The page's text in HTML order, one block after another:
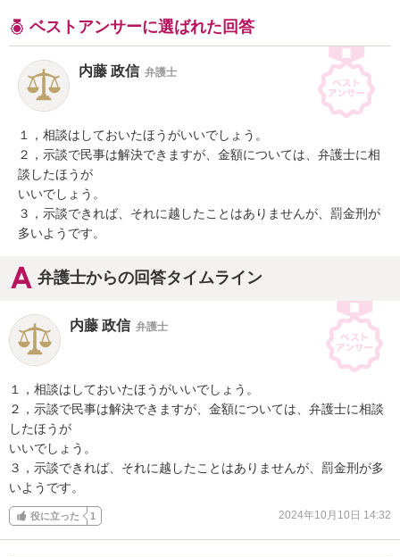
ベストアンサーに選ばれた回答
内藤 政信 弁護士
１，相談はしておいたほうがいいでしょう。
２，示談で民事は解決できますが、金額については、弁護士に相
談したほうが
いいでしょう。
３，示談できれば、それに越したことはありませんが、罰金刑が
多いようです。
弁護士からの回答タイムライン
内藤 政信 弁護士
１，相談はしておいたほうがいいでしょう。
２，示談で民事は解決できますが、金額については、弁護士に相談
したほうが
いいでしょう。
３，示談できれば、それに越したことはありませんが、罰金刑が多
いようです。
役に立った 1 2024年10月10日 14:32